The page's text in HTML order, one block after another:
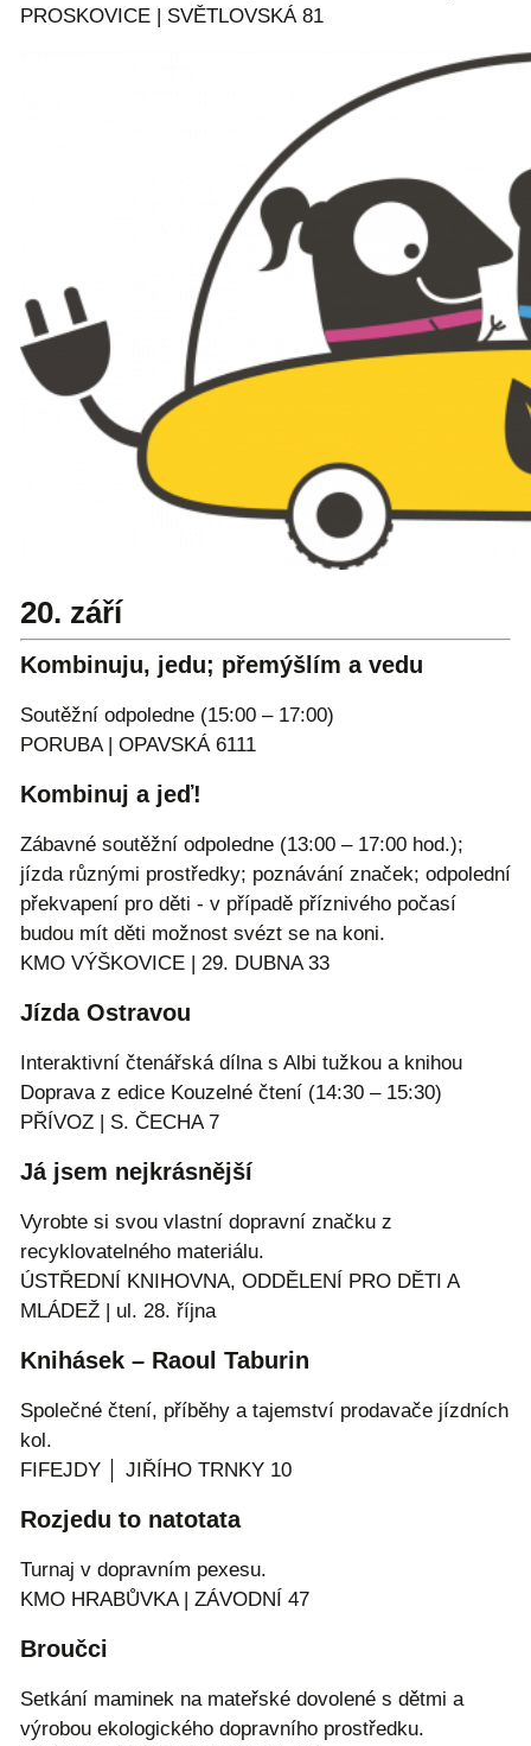
PROSKOVICE | SVĚTLOVSKÁ 81
20. září
Kombinuju, jedu; přemýšlím a vedu
Soutěžní odpoledne (15:00 – 17:00)
PORUBA | OPAVSKÁ 6111
Kombinuj a jeď!
Zábavné soutěžní odpoledne (13:00 – 17:00 hod.);
jízda různými prostředky; poznávání značek; odpolední
překvapení pro děti ‐ v případě příznivého počasí
budou mít děti možnost svézt se na koni.
KMO VÝŠKOVICE | 29. DUBNA 33
Jízda Ostravou
Interaktivní čtenářská dílna s Albi tužkou a knihou
Doprava z edice Kouzelné čtení (14:30 – 15:30)
PŘÍVOZ | S. ČECHA 7
Já jsem nejkrásnější
Vyrobte si svou vlastní dopravní značku z
recyklovatelného materiálu.
ÚSTŘEDNÍ KNIHOVNA, ODDĚLENÍ PRO DĚTI A
MLÁDEŽ | ul. 28. října
Knihásek – Raoul Taburin
Společné čtení, příběhy a tajemství prodavače jízdních
kol.
FIFEJDY │ JIŘÍHO TRNKY 10
Rozjedu to natotata
Turnaj v dopravním pexesu.
KMO HRABŮVKA | ZÁVODNÍ 47
Broučci
Setkání maminek na mateřské dovolené s dětmi a
výrobou ekologického dopravního prostředku.